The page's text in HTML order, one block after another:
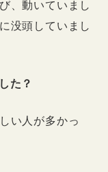
、動いていまし
没頭していまし
た？
い人が多かっ